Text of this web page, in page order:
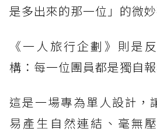
是多出來的那一位」的微妙
《一人旅行企劃》則是
構：每一位團員都是獨自報
這是一場專為單人設計，
易產生自然連結、毫無